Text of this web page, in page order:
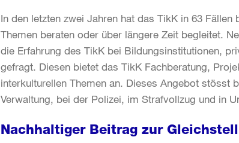
In den letzten zwei Jahren hat das TikK in 63
Themen beraten oder über längere Zeit begleitet.
die Erfahrung des TikK bei Bildungsinstitutionen,
gefragt. Diesen bietet das TikK Fachberatung,
interkulturellen Themen an. Dieses Angebot stösst
Verwaltung, bei der Polizei, im Strafvollzug und in
Nachhaltiger Beitrag zur